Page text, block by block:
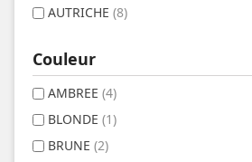
AUTRICHE (8)
Couleur
AMBREE (4)
BLONDE (1)
BRUNE (2)